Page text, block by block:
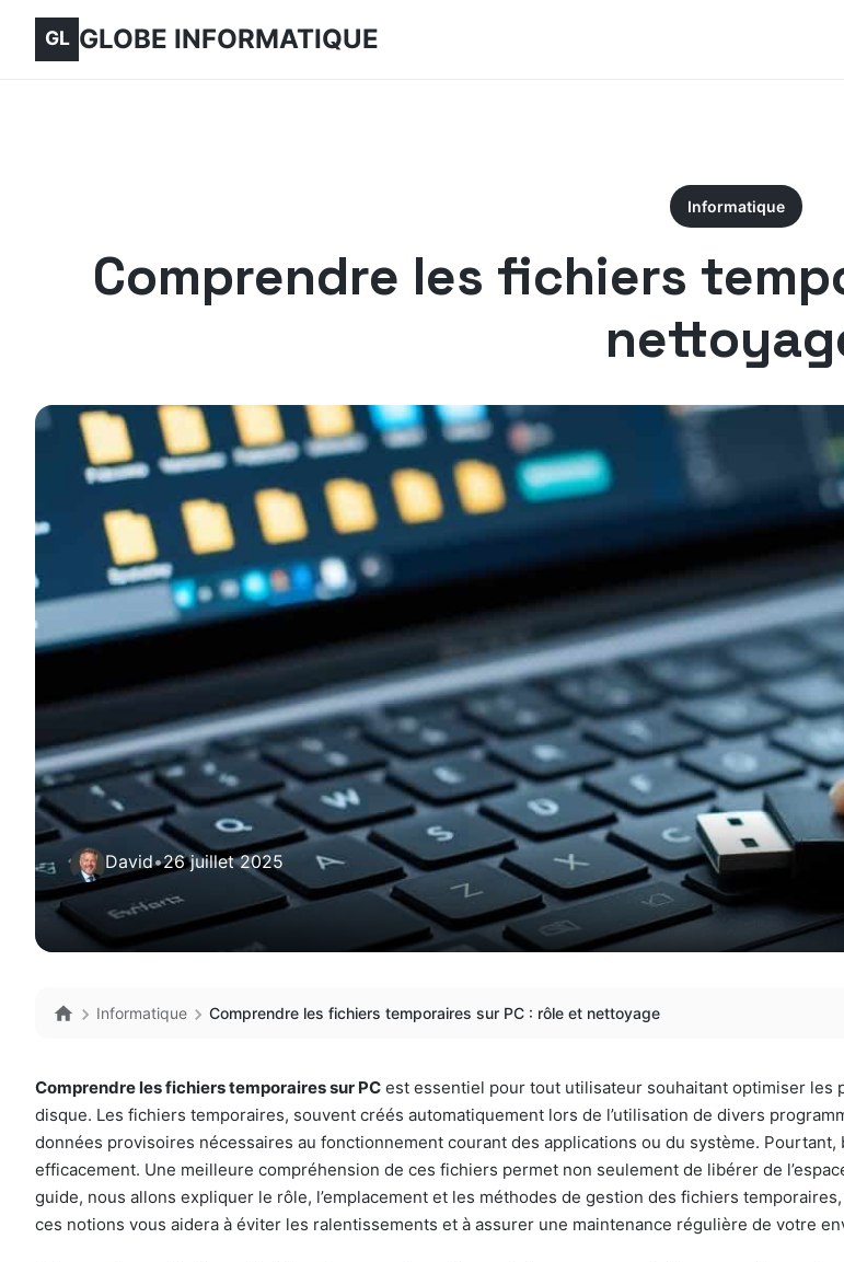
GLOBE INFORMATIQUE
Informatique
Comprendre les fichiers
David•26 juillet 2025
Informatique Comprendre les fichiers temporaires sur PC : rôle et nettoyage
Comprendre les fichiers temporaires sur PC est essentiel pour tout utilisateur souhaitant optimiser les
disque. Les fichiers temporaires, souvent créés automatiquement lors de l’utilisation de divers
données provisoires nécessaires au fonctionnement courant des applications ou du système.
efficacement. Une meilleure compréhension de ces fichiers permet non seulement de libérer de
guide, nous allons expliquer le rôle, l’emplacement et les méthodes de gestion des fichiers
ces notions vous aidera à éviter les ralentissements et à assurer une maintenance régulière de votre